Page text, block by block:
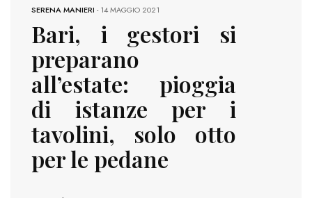
SERENA MANIERI -14 MAGGIO 2021
Bari, i gestori si
preparano
all’estate: pioggia
di istanze per i
tavolini, solo otto
per le pedane